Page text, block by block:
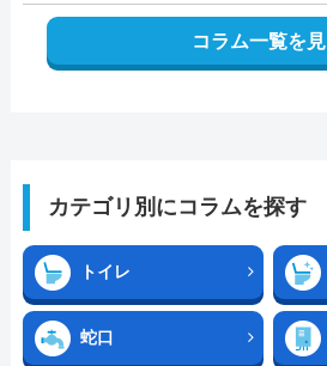
コラム一覧を
カテゴリ別にコラムを探す
トイレ
蛇口